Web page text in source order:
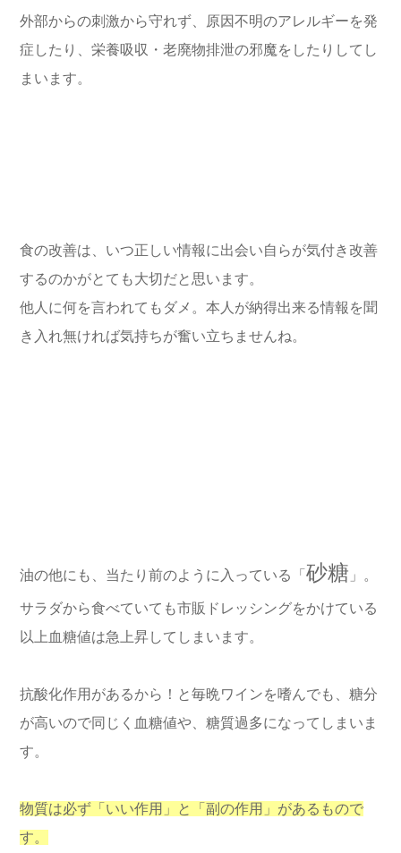
外部からの刺激から守れず、原因不明のアレルギーを発
症したり、栄養吸収・老廃物排泄の邪魔をしたりしてし
まいます。
食の改善は、いつ正しい情報に出会い自らが気付き改善
するのかがとても大切だと思います。
他人に何を言われてもダメ。本人が納得出来る情報を聞
き入れ無ければ気持ちが奮い立ちませんね。
油の他にも、当たり前のように入っている「 砂糖 」。
サラダから食べていても市販ドレッシングをかけている
以上血糖値は急上昇してしまいます。
抗酸化作用があるから！と毎晩ワインを嗜んでも、糖分
が高いので同じく血糖値や、糖質過多になってしまいま
す。
物質は必ず「いい作用」と「副の作用」があるもので
す。